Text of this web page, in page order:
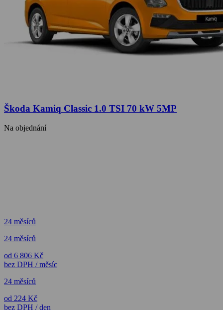
Škoda Kamiq Classic 1.0 TSI 70 kW 5MP
Na objednání
24 měsíců
24 měsíců
od 6 806 Kč
bez DPH / měsíc
24 měsíců
od 224 Kč
bez DPH / den